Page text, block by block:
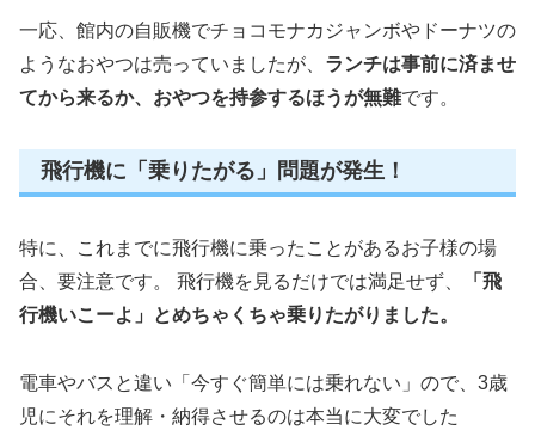
一応、館内の自販機でチョコモナカジャンボやドーナツの
ようなおやつは売っていましたが、 ランチは事前に済ませ
てから来るか、おやつを持参するほうが無難です。
飛行機に「乗りたがる」問題が発生！
特に、これまでに飛行機に乗ったことがあるお子様の場
合、要注意です。 飛行機を見るだけでは満足せず、
「飛
行機いこーよ」とめちゃくちゃ乗りたがりました。
電車やバスと違い「今すぐ簡単には乗れない」ので、3歳
児にそれを理解・納得させるのは本当に大変でした